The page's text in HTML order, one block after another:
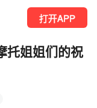
打开APP
托姐姐们的祝